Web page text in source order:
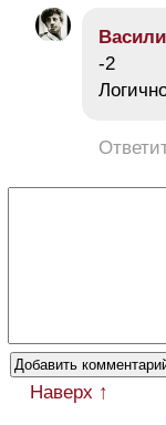
-2
Наверх ↑